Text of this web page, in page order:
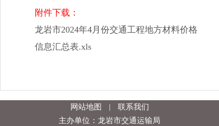
附件下载：
龙岩市2024年4月份交通工程地方材料价格
信息汇总表.xls
网站地图 |
联系我们
主办单位：龙岩市交通运输局